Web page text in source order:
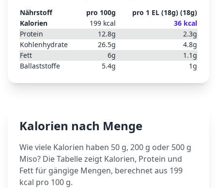
Nährstoff pro 100g pro 1 EL (18g) (18g)
Kalorien
199 kcal 36 kcal
Protein
12.8g 2.3g
Kohlenhydrate
26.5g 4.8g
Fett
6g 1.1g
Ballaststoffe
5.4g 1g
Kalorien nach Menge
Wie viele Kalorien haben 50 g, 200 g oder 500 g
Miso? Die Tabelle zeigt Kalorien, Protein und
Fett für gängige Mengen, berechnet aus 199
kcal pro 100 g.